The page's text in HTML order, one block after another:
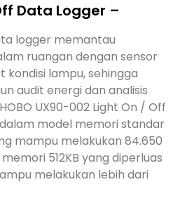
Data Logger –
logger memantau
ruangan dengan sensor
lampu, sehingga
audit energi dan analisis
UX90-002 Light On / Off
model memori standar
mampu melakukan 84.650
512KB yang diperluas
melakukan lebih dari